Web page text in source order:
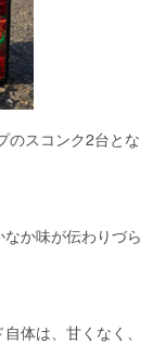
のスコンク2台とな
か味が伝わりづら
体は、甘くなく、